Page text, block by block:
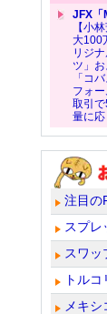
JFX「
【小
大100
リジ
ツ」
「コ
フォ
取引で
量に
注目の
スプレ
スワッ
トル
メキ